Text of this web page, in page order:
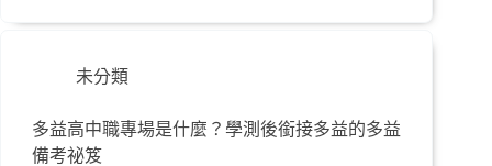
未分類
多益高中職專場是什麼？學測後銜接多益的多益
備考祕笈